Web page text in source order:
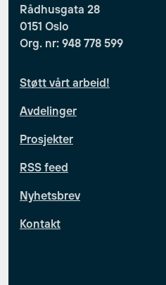
Rådhusgata 28
0151 Oslo
Org. nr: 948 778 599
Støtt vårt arbeid!
Avdelinger
Prosjekter
RSS feed
Nyhetsbrev
Kontakt